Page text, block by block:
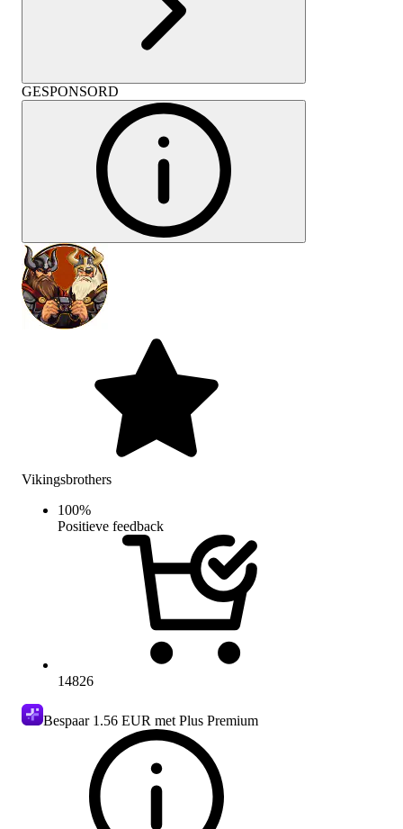
GESPONSORD
Vikingsbrothers
100%
Positieve feedback
14826
Bespaar 1.56 EUR met Plus Premium